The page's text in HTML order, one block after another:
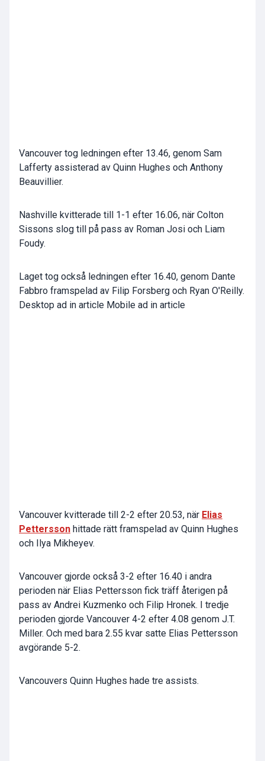
Vancouver tog ledningen efter 13.46, genom Sam
Lafferty assisterad av Quinn Hughes och Anthony
Beauvillier.
Nashville kvitterade till 1-1 efter 16.06, när Colton
Sissons slog till på pass av Roman Josi och Liam
Foudy.
Laget tog också ledningen efter 16.40, genom Dante
Fabbro framspelad av Filip Forsberg och Ryan O'Reilly.
Desktop ad in article Mobile ad in article
Vancouver kvitterade till 2-2 efter 20.53, när Elias
Pettersson hittade rätt framspelad av Quinn Hughes
och Ilya Mikheyev.
Vancouver gjorde också 3-2 efter 16.40 i andra
perioden när Elias Pettersson fick träff återigen på
pass av Andrei Kuzmenko och Filip Hronek. I tredje
perioden gjorde Vancouver 4-2 efter 4.08 genom J.T.
Miller. Och med bara 2.55 kvar satte Elias Pettersson
avgörande 5-2.
Vancouvers Quinn Hughes hade tre assists.